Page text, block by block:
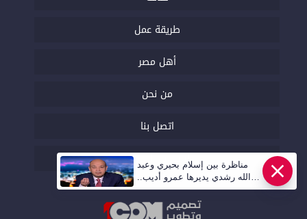
طريقة عمل
أهل مصر
من نحن
اتصل بنا
السياسة التحريرية
مناظرة بين إسلام بحيري وعبد
الله رشدي يديرها عمرو أديب..
قريبا | أهل مصر